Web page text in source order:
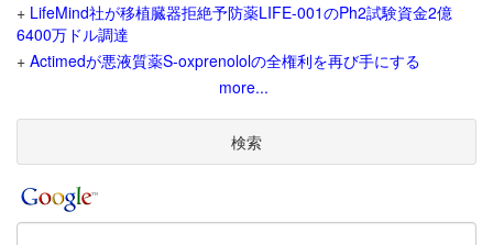
+ LifeMind社が移植臓器拒絶予防薬LIFE-001のPh2試験資金2億
6400万ドル調達
+ Actimedが悪液質薬S-oxprenololの全権利を再び手にする
more...
検索